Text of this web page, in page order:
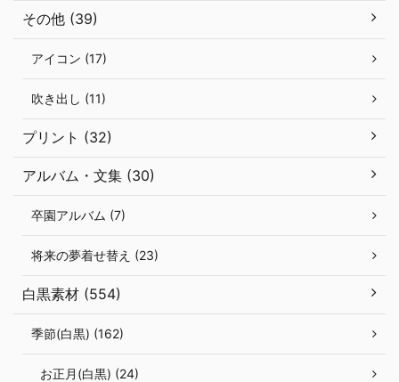
その他 (39)
アイコン (17)
吹き出し (11)
プリント (32)
アルバム・文集 (30)
卒園アルバム (7)
将来の夢着せ替え (23)
白黒素材 (554)
季節(白黒) (162)
お正月(白黒) (24)